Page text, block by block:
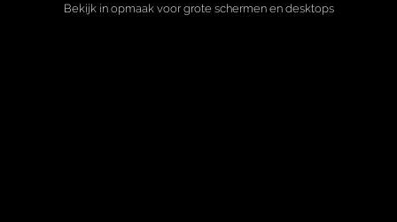
Bekijk in opmaak voor grote schermen en desktops